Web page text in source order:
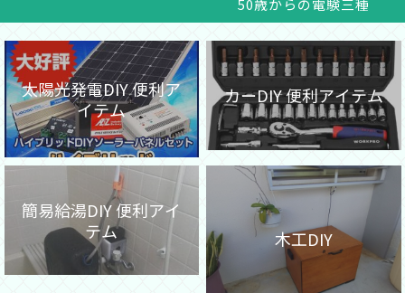
50歳からの電験三種
太陽光発電DIY 便利ア
イテム
カーDIY 便利アイテム
簡易給湯DIY 便利アイ
テム
木工DIY